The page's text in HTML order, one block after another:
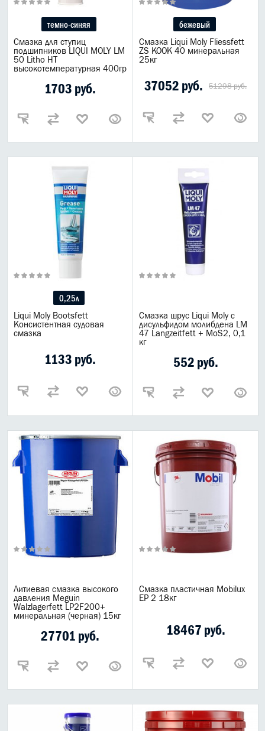
темно-синяя
Смазка для ступиц
подшипников LIQUI MOLY LM
50 Litho HT
высокотемпературная 400гр
1703 руб.
бежевый
Смазка Liqui Moly Fliessfett
ZS KOOK 40 минеральная
25кг
37052 руб. 51298 руб.
0,25л
Liqui Moly Bootsfett
Консистентная судовая
смазка
1133 руб.
Смазка шрус Liqui Moly с
дисульфидом молибдена LM
47 Langzeitfett + MoS2, 0,1
кг
552 руб.
Литиевая смазка высокого
давления Meguin
Walzlagerfett LP2F200+
минеральная (черная) 15кг
27701 руб.
Смазка пластичная Mobilux
EP 2 18кг
18467 руб.